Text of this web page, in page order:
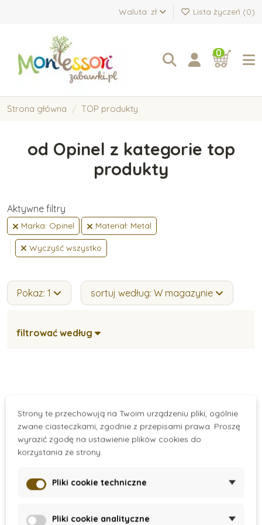
Waluta: zł Lista życzeń (0)
0
Strona główna TOP produkty
od Opinel z kategorie top
produkty
Aktywne filtry
Marka: Opinel Materiał: Metal
Wyczyść wszystko
Pokaz: 1 sortuj według: W magazynie
filtrować według
On Stock
Dziecięcy zestaw
Strony te przechowują na Twoim urządzeniu pliki, ogólnie
zwane ciasteczkami, zgodnie z przepisami prawa. Proszę
wyrazić zgodę na ustawienie plików cookies do
korzystania ze strony.
Pliki cookie techniczne
Pliki cookie analityczne